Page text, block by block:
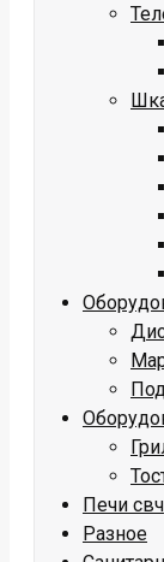
Печи свч
Разное